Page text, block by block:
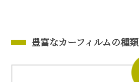
豊富なカーフィルムの種類